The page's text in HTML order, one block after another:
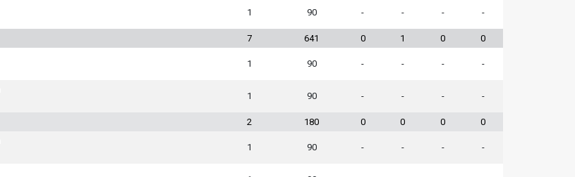
1 90 - - - -
7 641 0 1 0 0
1 90 - - - -
1 90 - - - -
2 180 0 0 0 0
1 90 - - - -